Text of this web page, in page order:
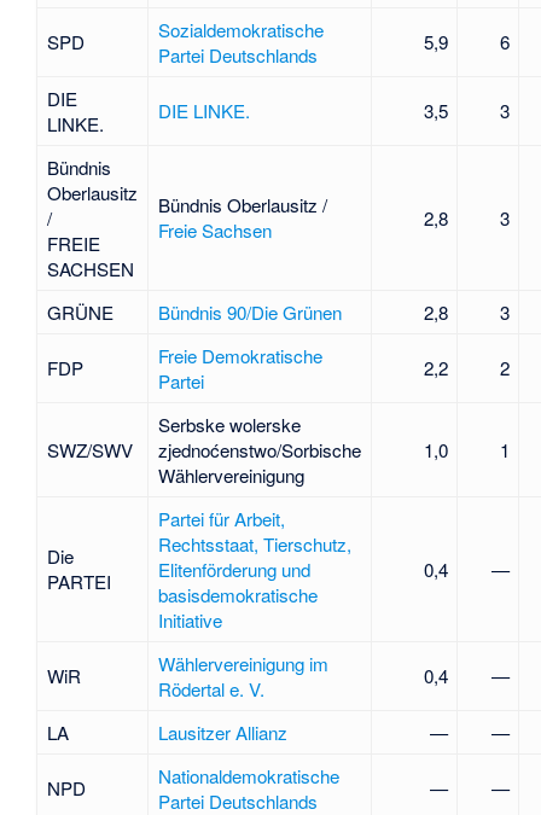
SPD
Sozialdemokratische
Partei Deutschlands
5,9 6
DIE
LINKE.
DIE LINKE. 3,5 3
Bündnis
Oberlausitz
/
FREIE
SACHSEN
Bündnis Oberlausitz /
Freie Sachsen
2,8 3
GRÜNE Bündnis 90/Die Grünen 2,8 3
FDP
Freie Demokratische
Partei
2,2 2
SWZ/SWV
Serbske wolerske
zjednoćenstwo/Sorbische
Wählervereinigung
1,0 1
Die
PARTEI
Partei für Arbeit,
Rechtsstaat, Tierschutz,
Elitenförderung und
basisdemokratische
Initiative
0,4 —
WiR
Wählervereinigung im
Rödertal e. V.
0,4 —
LA Lausitzer Allianz — —
NPD
Nationaldemokratische
Partei Deutschlands
— —